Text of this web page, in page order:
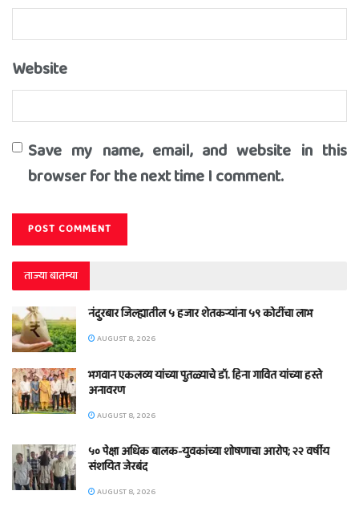
Website
Save my name, email, and website in this
browser for the next time I comment.
ताज्या बातम्या
नंदुरबार जिल्ह्यातील ५ हजार शेतकऱ्यांना ५९ कोटींचा लाभ
AUGUST 8, 2026
भगवान एकलव्य यांच्या पुतळ्याचे डॉ. हिना गावित यांच्या हस्ते
अनावरण
AUGUST 8, 2026
५० पेक्षा अधिक बालक-युवकांच्या शोषणाचा आरोप; २२ वर्षीय
संशयित जेरबंद
AUGUST 8, 2026